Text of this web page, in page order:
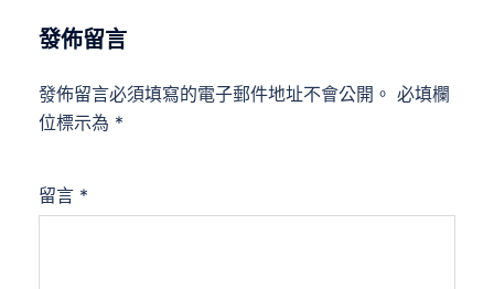
發佈留言
發佈留言必須填寫的電子郵件地址不會公開。 必填欄
位標示為 *
留言 *